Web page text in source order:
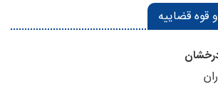
قوه قضاییه